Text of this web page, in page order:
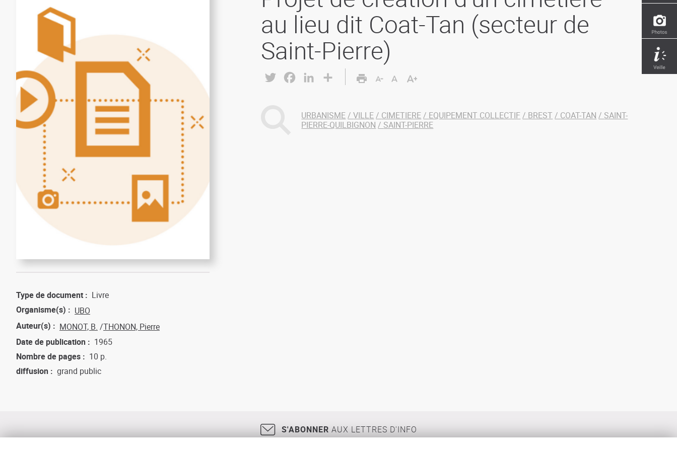
au lieu dit Coat-Tan (secteur de
Saint-Pierre)
Twitter FacebookLinkedIn
URBANISME VILLE CIMETIERE EQUIPEMENT COLLECTIF BREST COAT-TAN
SAINT-
PIERRE-QUILBIGNON
SAINT-PIERRE
Type de document
Livre
Organisme(s)
UBO
Auteur(s)
MONOT, B. THONON, Pierre
Date de publication
1965
Nombre de pages
10 p.
diffusion
grand public
S'ABONNER AUX LETTRES D'INFO